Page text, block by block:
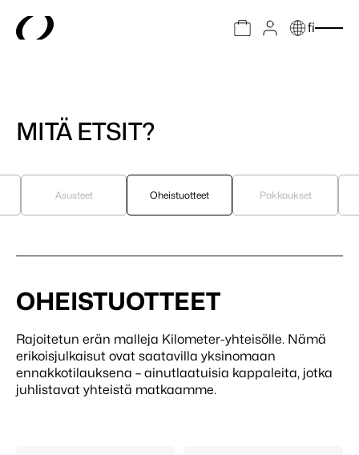
fi
MITÄ ETSIT?
Asusteet Oheistuotteet Pakkaukset
OHEISTUOTTEET
Rajoitetun erän malleja Kilometer-yhteisölle. Nämä
erikoisjulkaisut ovat saatavilla yksinomaan
ennakkotilauksena – ainutlaatuisia kappaleita, jotka
juhlistavat yhteistä matkaamme.